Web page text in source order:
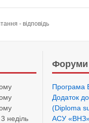
- відповідь
неділь
Форуми
Програма
Додаток
(Diploma
АСУ